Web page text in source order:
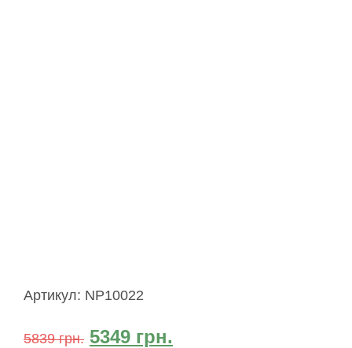
Артикул: NP10022
5839грн. 5349 грн.